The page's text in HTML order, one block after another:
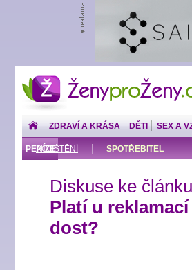
ŽenyproŽeny.cz
ZDRAVÍ A KRÁSA DĚTI SEX A
PENÍZE
POJIŠTĚNÍ SPOTŘEBITEL
Diskuse ke
Platí u
dost?